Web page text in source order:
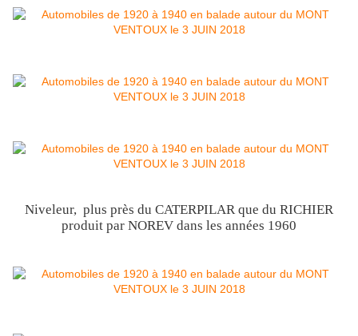
Niveleur, plus près du CATERPILAR que du RICHIER
produit par NOREV dans les années 1960